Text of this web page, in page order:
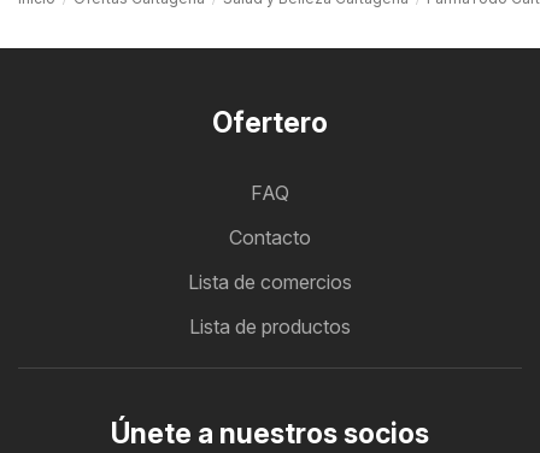
Ofertero
FAQ
Contacto
Lista de comercios
Lista de productos
Únete a nuestros socios